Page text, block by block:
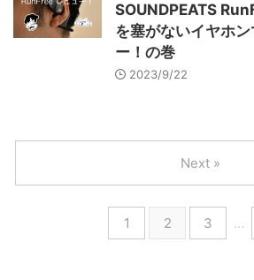
SOUNDPEATS
を塞がないイヤホ
ー！の巻
2023/9/22
1 2 3 …
Next »